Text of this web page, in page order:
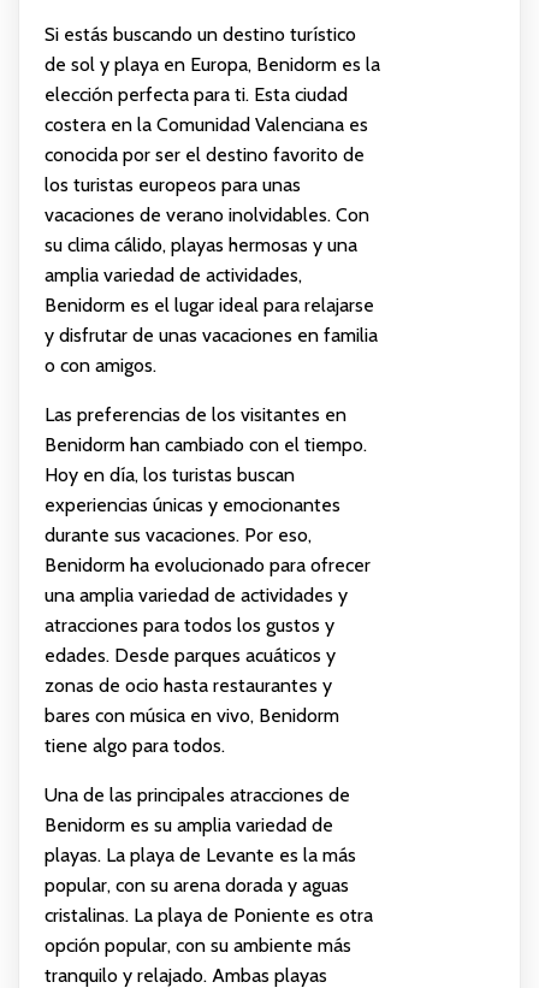
Si estás buscando un destino turístico
de sol y playa en Europa, Benidorm es la
elección perfecta para ti. Esta ciudad
costera en la Comunidad Valenciana es
conocida por ser el destino favorito de
los turistas europeos para unas
vacaciones de verano inolvidables. Con
su clima cálido, playas hermosas y una
amplia variedad de actividades,
Benidorm es el lugar ideal para relajarse
y disfrutar de unas vacaciones en familia
o con amigos.
Las preferencias de los visitantes en
Benidorm han cambiado con el tiempo.
Hoy en día, los turistas buscan
experiencias únicas y emocionantes
durante sus vacaciones. Por eso,
Benidorm ha evolucionado para ofrecer
una amplia variedad de actividades y
atracciones para todos los gustos y
edades. Desde parques acuáticos y
zonas de ocio hasta restaurantes y
bares con música en vivo, Benidorm
tiene algo para todos.
Una de las principales atracciones de
Benidorm es su amplia variedad de
playas. La playa de Levante es la más
popular, con su arena dorada y aguas
cristalinas. La playa de Poniente es otra
opción popular, con su ambiente más
tranquilo y relajado. Ambas playas